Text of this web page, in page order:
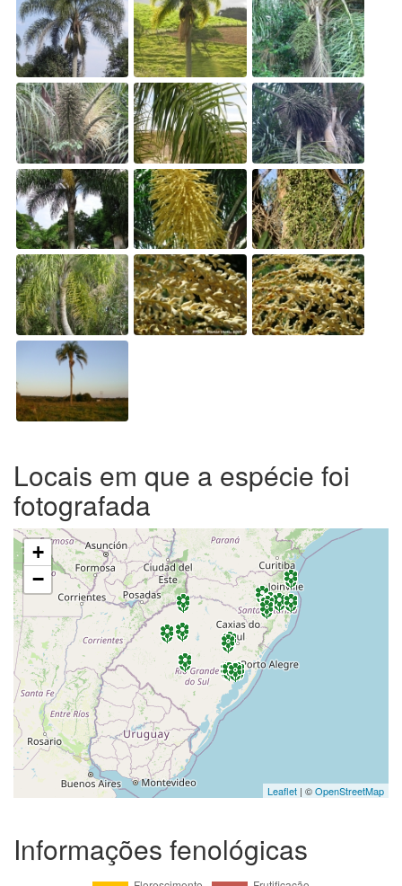
Locais em que a espécie foi
fotografada
+
−
Leaflet | ©OpenStreetMap
Informações fenológicas